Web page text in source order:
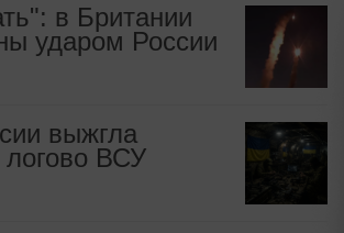
в Британии
ударом России
выжгла
ВСУ